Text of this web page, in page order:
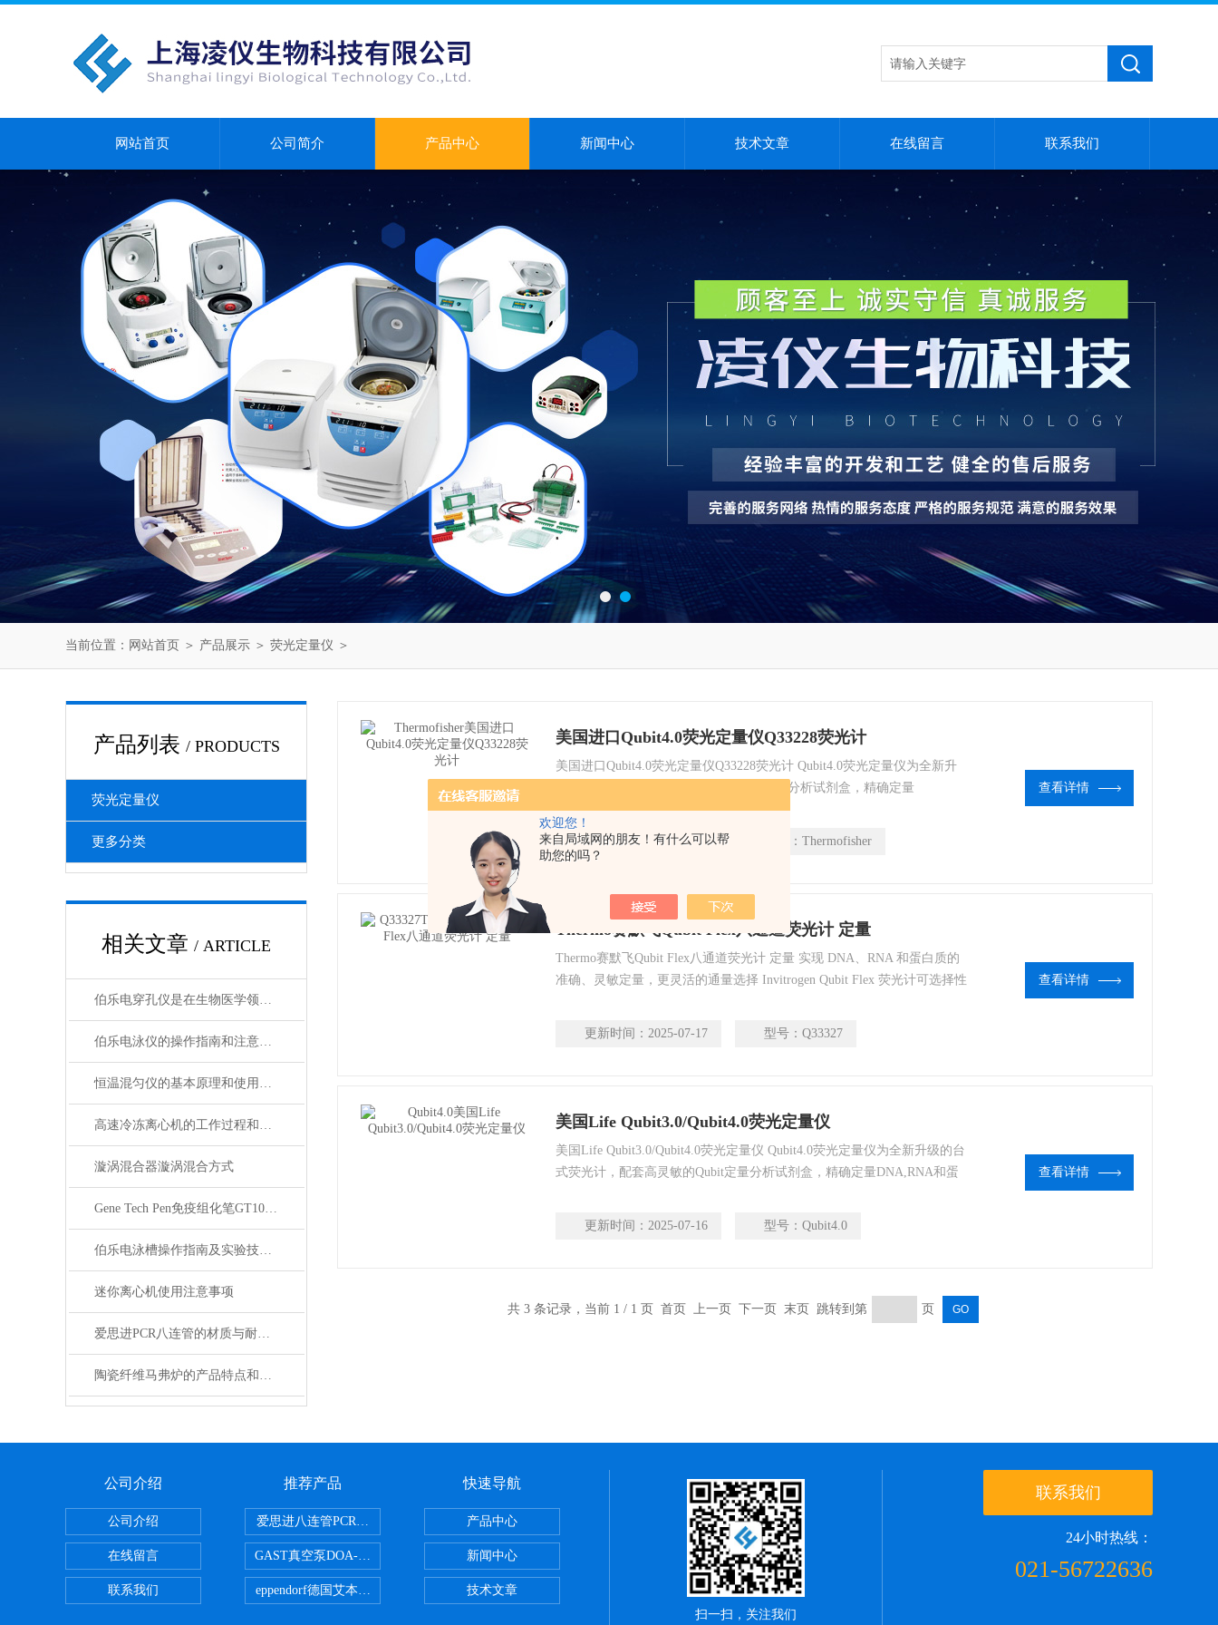
欢迎您！
来自局域网的朋友！有什么可以帮
助您的吗？
网站首页 公司简介 产品中心 新闻中心 技术文章 在线留言 联系我们
当前位置： 网站首页 ＞ 产品展示 ＞ 荧光定量仪 ＞
产品列表 / PRODUCTS
荧光定量仪
更多分类
相关文章 / ARTICLE
伯乐电穿孔仪是在生物医学领域中广泛使用的设备
伯乐电泳仪的操作指南和注意事项
恒温混匀仪的基本原理和使用方法介绍
高速冷冻离心机的工作过程和应用范围说明
漩涡混合器漩涡混合方式
Gene Tech Pen免疫组化笔GT1001小号
伯乐电泳槽操作指南及实验技巧分享
迷你离心机使用注意事项
爱思进PCR八连管的材质与耐高温性能分析
陶瓷纤维马弗炉的产品特点和用途概述
美国进口Qubit4.0荧光定量仪Q33228荧光计
美国进口Qubit4.0荧光定量仪Q33228荧光计 Qubit4.0荧光定量仪为全新升
级的台式荧光计，配套高灵敏的Qubit定量分析试剂盒，精确定量
DNA,RNA和蛋白质浓度。采用专门研制的荧光染料，只有与样品中的靶
分子特异结合时方可发射荧光信号，从而报告靶分子的浓度，因此这种特
异性可以使您获得比传统紫外吸光法更加精确的结果
更新时间： 2026-04-29 型号： Thermofisher
查看详情
Thermo赛默飞Qubit Flex八通道荧光计 定量
Thermo赛默飞Qubit Flex八通道荧光计 定量 实现 DNA、RNA 和蛋白质的
准确、灵敏定量，更灵活的通量选择 Invitrogen Qubit Flex 荧光计可选择性
量体积荧光计相比，Qubit Flex 荧光计可对多样品同时进行检测，大大节
更新时间： 2025-07-17 型号： Q33327
查看详情
美国Life Qubit3.0/Qubit4.0荧光定量仪
美国Life Qubit3.0/Qubit4.0荧光定量仪 Qubit4.0荧光定量仪为全新升级的台
式荧光计，配套高灵敏的Qubit定量分析试剂盒，精确定量DNA,RNA和蛋
方可发射荧光信号，从而报告靶分子的浓度，因此这种特异性可以使您获
更新时间： 2025-07-16 型号： Qubit4.0
查看详情
共 3 条记录，当前 1 / 1 页 首页 上一页 下一页 末页 跳转到第 页
公司介绍
公司介绍
在线留言
联系我们
推荐产品
爱思进八连管PCR-0208-C
GAST真空泵DOA-P504-BN
eppendorf德国艾本德台式高速离心机5425R 带冷冻
快速导航
产品中心
新闻中心
技术文章
扫一扫，关注我们
联系我们
24小时热线：
021-56722636